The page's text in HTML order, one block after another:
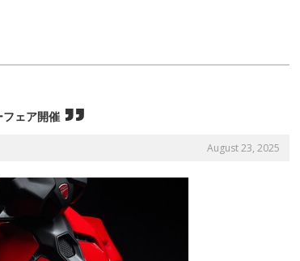
ェア開催
August 23, 2025